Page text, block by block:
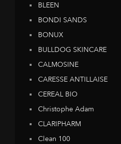
BLEEN
BONDI SANDS
BONUX
BULLDOG SKINCARE
CALMOSINE
CARESSE ANTILLAISE
CEREAL BIO
Christophe Adam
CLARIPHARM
Clean 100